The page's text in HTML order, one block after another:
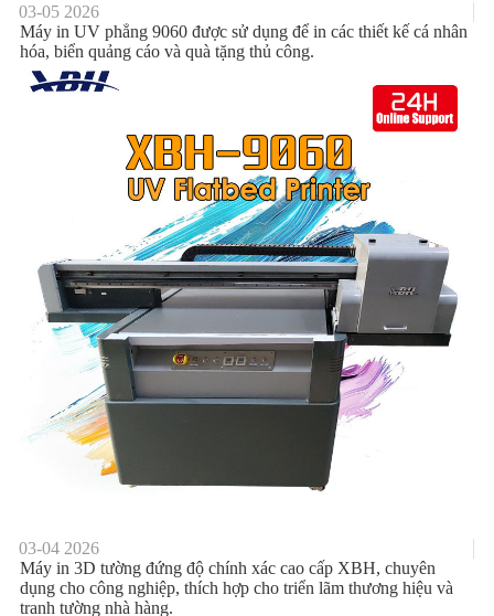
03-05 2026
Máy in UV phẳng 9060 được sử dụng để in các thiết kế cá nhân
hóa, biển quảng cáo và quà tặng thủ công.
03-04 2026
Máy in 3D tường đứng độ chính xác cao cấp XBH, chuyên
dụng cho công nghiệp, thích hợp cho triển lãm thương hiệu và
tranh tường nhà hàng.